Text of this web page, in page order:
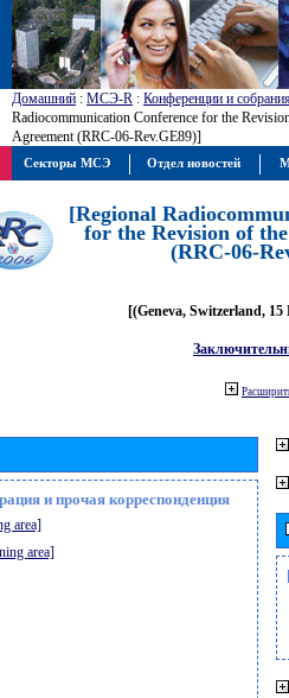
Домашний : МСЭ-R : Конференции и
Radiocommunication Conference for the
Agreement (RRC-06-Rev.GE89)]
[Regional
for the Revision of
(RRC-06-
[(Geneva, Switzerland, 15
и прочая корреспонденция
area]
area]
Секторы МСЭ Отдел новостей